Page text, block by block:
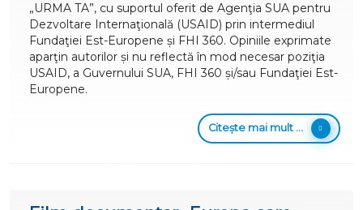
„URMA TA”, cu suportul oferit de Agenţia SUA pentru
Dezvoltare Internaţională (USAID) prin intermediul
Fundaţiei Est-Europene și FHI 360. Opiniile exprimate
aparţin autorilor și nu reflectă în mod necesar poziţia
USAID, a Guvernului SUA, FHI 360 și/sau Fundaţiei Est-
Europene.
Citește mai mult ...